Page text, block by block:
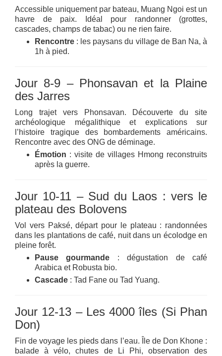
Accessible uniquement par bateau, Muang Ngoi est un
havre de paix. Idéal pour randonner (grottes,
cascades, champs de tabac) ou ne rien faire.
Rencontre : les paysans du village de Ban Na, à
1h à pied.
Jour 8-9 – Phonsavan et la Plaine
des Jarres
Long trajet vers Phonsavan. Découverte du site
archéologique mégalithique et explications sur
l’histoire tragique des bombardements américains.
Rencontre avec des ONG de déminage.
Émotion : visite de villages Hmong reconstruits
après la guerre.
Jour 10-11 – Sud du Laos : vers le
plateau des Bolovens
Vol vers Paksé, départ pour le plateau : randonnées
dans les plantations de café, nuit dans un écolodge en
pleine forêt.
Pause gourmande : dégustation de café
Arabica et Robusta bio.
Cascade : Tad Fane ou Tad Yuang.
Jour 12-13 – Les 4000 îles (Si Phan
Don)
Fin de voyage les pieds dans l’eau. Île de Don Khone :
balade à vélo, chutes de Li Phi, observation des